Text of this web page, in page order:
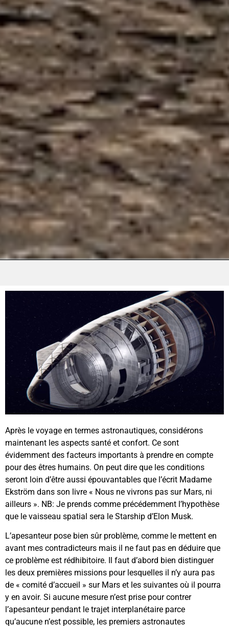
Après le voyage en termes astronautiques, considérons
maintenant les aspects santé et confort. Ce sont
évidemment des facteurs importants à prendre en compte
pour des êtres humains. On peut dire que les conditions
seront loin d’être aussi épouvantables que l’écrit Madame
Ekström dans son livre « Nous ne vivrons pas sur Mars, ni
ailleurs ». NB: Je prends comme précédemment l’hypothèse
que le vaisseau spatial sera le Starship d’Elon Musk.
L’apesanteur pose bien sûr problème, comme le mettent en
avant mes contradicteurs mais il ne faut pas en déduire que
ce problème est rédhibitoire. Il faut d’abord bien distinguer
les deux premières missions pour lesquelles il n’y aura pas
de « comité d’accueil » sur Mars et les suivantes où il pourra
y en avoir. Si aucune mesure n’est prise pour contrer
l’apesanteur pendant le trajet interplanétaire parce
qu’aucune n’est possible, les premiers astronautes